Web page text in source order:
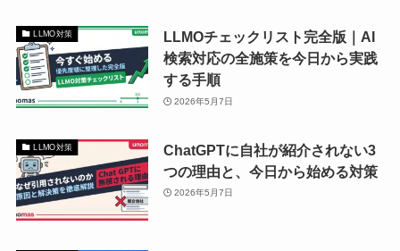
LLMO対策
LLMOチェックリスト完全版｜AI
検索対応の全施策を今日から実践
する手順
2026年5月7日
LLMO対策
ChatGPTに自社が紹介されない3
つの理由と、今日から始める対策
2026年5月7日